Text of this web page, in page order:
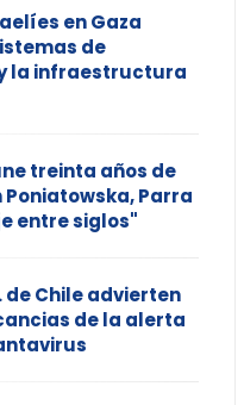
en Gaza
de
la infraestructura
treinta años de
Parra
entre siglos"
de Chile advierten
de la alerta